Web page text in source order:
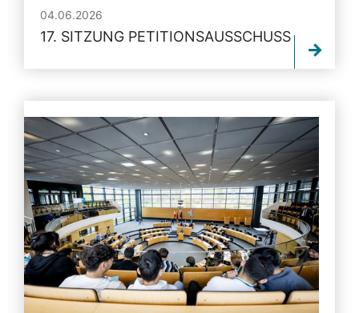
04.06.2026
17. SITZUNG PETITIONSAUSSCHUSS